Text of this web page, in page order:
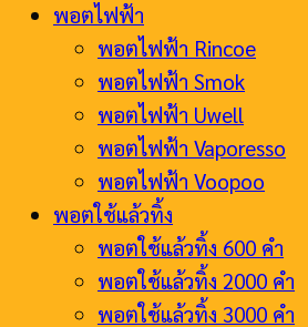
พอตไฟฟ้า
พอตไฟฟ้า Rincoe
พอตไฟฟ้า Smok
พอตไฟฟ้า Uwell
พอตไฟฟ้า Vaporesso
พอตไฟฟ้า Voopoo
พอตใช้แล้วทิ้ง
พอตใช้แล้วทิ้ง 600 คำ
พอตใช้แล้วทิ้ง 2000 คำ
พอตใช้แล้วทิ้ง 3000 คำ